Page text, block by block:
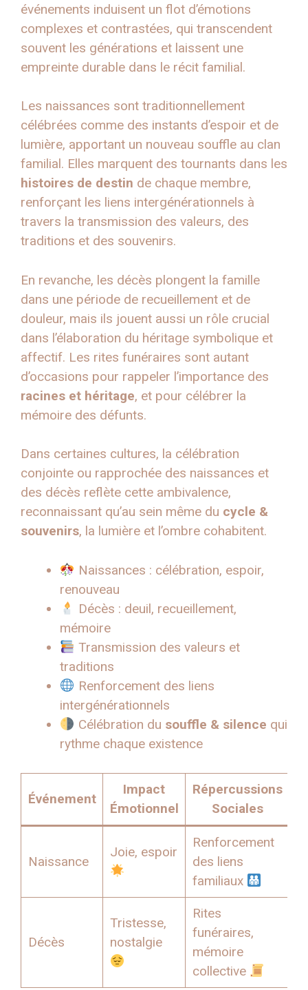
événements induisent un flot d’émotions
complexes et contrastées, qui transcendent
souvent les générations et laissent une
empreinte durable dans le récit familial.
Les naissances sont traditionnellement
célébrées comme des instants d’espoir et de
lumière, apportant un nouveau souffle au clan
familial. Elles marquent des tournants dans les
histoires de destin de chaque membre,
renforçant les liens intergénérationnels à
travers la transmission des valeurs, des
traditions et des souvenirs.
En revanche, les décès plongent la famille
dans une période de recueillement et de
douleur, mais ils jouent aussi un rôle crucial
dans l’élaboration du héritage symbolique et
affectif. Les rites funéraires sont autant
d’occasions pour rappeler l’importance des
racines et héritage, et pour célébrer la
mémoire des défunts.
Dans certaines cultures, la célébration
conjointe ou rapprochée des naissances et
des décès reflète cette ambivalence,
reconnaissant qu’au sein même du cycle &
souvenirs, la lumière et l’ombre cohabitent.
Naissances : célébration, espoir,
renouveau
Décès : deuil, recueillement,
mémoire
Transmission des valeurs et
traditions
Renforcement des liens
intergénérationnels
Célébration du souffle & silence qui
rythme chaque existence
Événement
Impact
Émotionnel
Répercussions
Sociales
Naissance
Joie, espoir
Renforcement
des liens
familiaux
Décès
Tristesse,
nostalgie
Rites
funéraires,
mémoire
collective